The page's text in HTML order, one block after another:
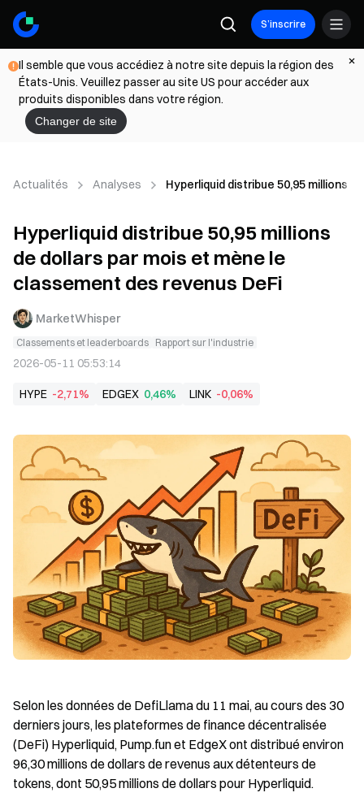
S’inscrire
Il semble que vous accédiez à notre site depuis la région des
États-Unis. Veuillez passer au site US pour accéder aux
produits disponibles dans votre région.
Changer de site
Actualités Analyses Hyperliquid distribue 50,95 millions
Hyperliquid distribue 50,95 millions
de dollars par mois et mène le
classement des revenus DeFi
MarketWhisper
Classements et leaderboards Rapport sur l'industrie
2026-05-11 05:53:14
HYPE -2,71% EDGEX 0,46% LINK -0,06%
Selon les données de DefiLlama du 11 mai, au cours des 30
derniers jours, les plateformes de finance décentralisée
(DeFi) Hyperliquid, Pump.fun et EdgeX ont distribué environ
96,30 millions de dollars de revenus aux détenteurs de
tokens, dont 50,95 millions de dollars pour Hyperliquid.